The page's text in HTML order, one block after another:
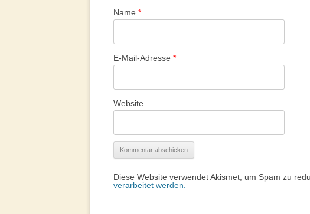
Name *
E-Mail-Adresse *
Website
Diese Website verwendet Akismet, um Spam zu
verarbeitet werden.